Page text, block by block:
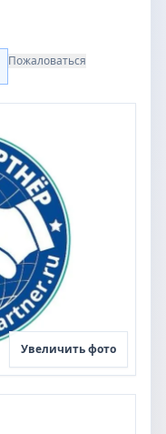
Пожаловаться
Увеличить фото